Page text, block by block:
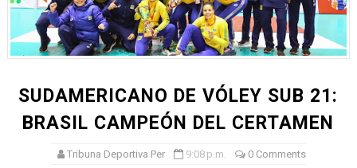
SUDAMERICANO DE VÓLEY SUB 21:
BRASIL CAMPEÓN DEL CERTAMEN
Tribuna Deportiva Per 9:08 p.m. 0 Comments